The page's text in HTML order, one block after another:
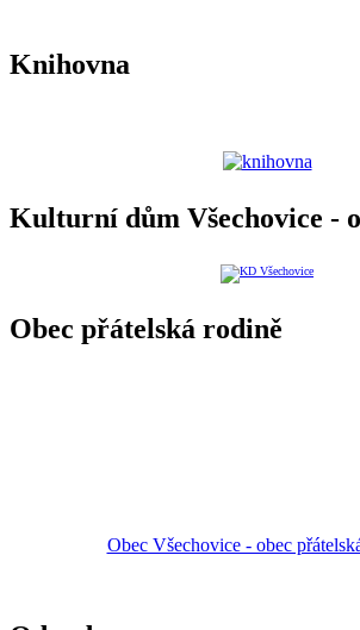
Knihovna
Kulturní dům Všechovice -
Obec přátelská rodině
Obec Všechovice - obec